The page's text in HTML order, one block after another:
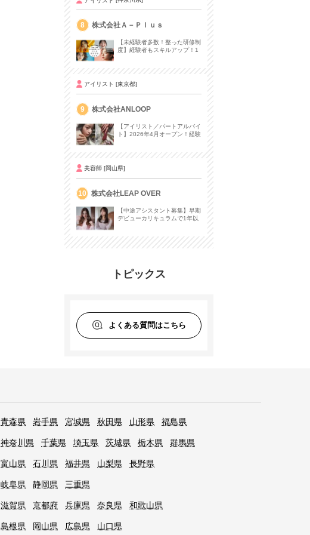
8 株式会社Ａ－Ｐｌｕｓ
【未経験者多数！整った研修制
度】経験者もスキルアップ！1
アイリスト [東京都]
9 株式会社ANLOOP
【アイリスト／パートアルバイ
ト】2026年4月オープン！経験
美容師 [岡山県]
10 株式会社LEAP OVER
【中途アシスタント募集】早期
デビューカリキュラムで1年以
トピックス
よくある質問はこちら
青森県 岩手県 宮城県 秋田県 山形県 福島県
神奈川県 千葉県 埼玉県 茨城県 栃木県 群馬県
富山県 石川県 福井県 山梨県 長野県
岐阜県 静岡県 三重県
滋賀県 京都府 兵庫県 奈良県 和歌山県
島根県 岡山県 広島県 山口県